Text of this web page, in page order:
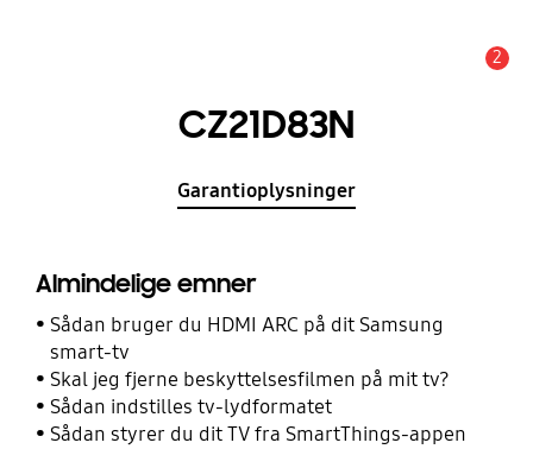
2
CZ21D83N
Garantioplysninger
Almindelige emner
Sådan bruger du HDMI ARC på dit Samsung
smart-tv
Skal jeg fjerne beskyttelsesfilmen på mit tv?
Sådan indstilles tv-lydformatet
Sådan styrer du dit TV fra SmartThings-appen